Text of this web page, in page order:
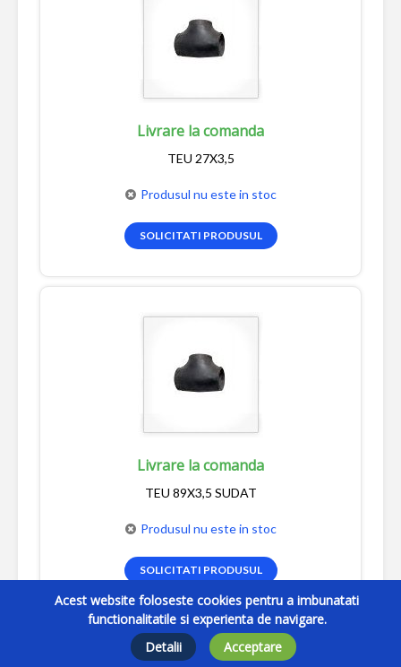
Livrare la comanda
TEU 27X3,5
Produsul nu este in stoc
SOLICITATI PRODUSUL
Livrare la comanda
TEU 89X3,5 SUDAT
Produsul nu este in stoc
SOLICITATI PRODUSUL
Acest website foloseste cookies pentru a imbunatati
functionalitatile si experienta de navigare.
Detalii
Acceptare